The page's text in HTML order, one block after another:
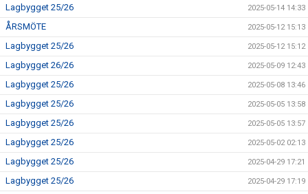
Lagbygget 25/26 2025-05-14 14:33
ÅRSMÖTE 2025-05-12 15:13
Lagbygget 25/26 2025-05-12 15:12
Lagbygget 26/26 2025-05-09 12:43
Lagbygget 25/26 2025-05-08 13:46
Lagbygget 25/26 2025-05-05 13:58
Lagbygget 25/26 2025-05-05 13:57
Lagbygget 25/26 2025-05-02 02:13
Lagbygget 25/26 2025-04-29 17:21
Lagbygget 25/26 2025-04-29 17:19